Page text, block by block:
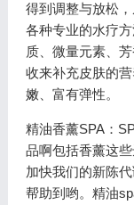
得到调整与放松
各种专业的水疗
质、微量元素、
收来补充皮肤的
嫩、富有弹性。
精油香薰SPA：
品啊包括香薰这
加快我们的新陈
帮助到哟。精油